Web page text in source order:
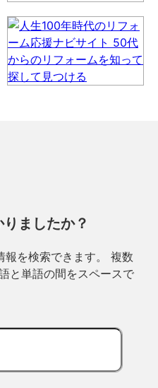
ましたか？
報を検索できます。 複数
と単語の間をスペースで